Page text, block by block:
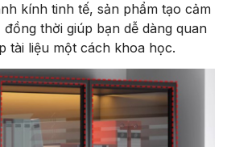
kính tinh tế, sản phẩm tạo cảm
thời giúp bạn dễ dàng quan
tài liệu một cách khoa học.